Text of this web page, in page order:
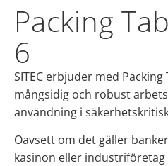
Packing
6
SITEC erbjuder med
mångsidig och robust
användning i
Oavsett om det gäller
kasinon eller industriföretag